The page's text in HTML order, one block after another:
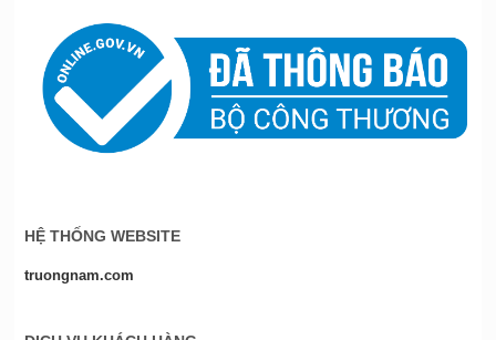
HỆ THỐNG WEBSITE
truongnam.com